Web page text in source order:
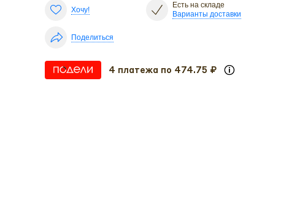
Хочу!
Есть на складе
Варианты доставки
Поделиться
4 платежа по 474.75 ₽